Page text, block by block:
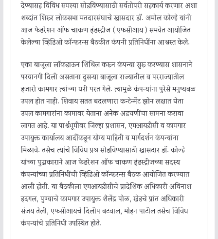
देण्यासह विविध समस्या सोडविण्यासाठी सर्वतोपरी सहकार्य करणार अशा
शब्दांत शिरूर लोकसभा मतदारसंघाचे खासदार डॉ. अमोल कोल्हे यांनी
आज फेडरेशन ऑफ चाकण इंडस्ट्रीज ( एफसीआय ) समवेत आयोजित
केलेल्या व्हिडिओ कॉन्फरन्स बैठकीत कंपनी प्रतिनिधींना आश्वस्त केले.
एका बाजूला लॉकडाऊन शिथिल करून कंपन्या सुरू करण्यास शासनाने
परवानगी दिली असताना दुसऱ्या बाजूला राज्यातील व परराज्यातील
हजारो कामगार त्यांच्या घरी परत गेले. त्यामुळे कंपन्यांना पुरेसे मनुष्यबळ
उपलब्ध होत नाही. शिवाय सतत बदलणारा कन्टेन्मेंट झोन लक्षात घेता
उपलब्ध कामगारांना कामावर येताना अनेक अडचणींचा सामना करावा
लागत आहे. या पार्श्वभूमीवर जिल्हा प्रशासन, एमआयडीसी व कामगार
उपायुक्त कार्यालय आदींकडून योग्य माहिती व मार्गदर्शन कंपन्यांना
मिळावे. तसेच त्यांचे विविध प्रश्न सोडविण्यासाठी खासदार डॉ. कोल्हे
यांच्या पुढाकाराने आज फेडरेशन ऑफ चाकण इंडस्ट्रीजच्या सदस्य
कंपन्यांच्या प्रतिनिधींची व्हिडिओ कॉन्फरन्स बैठक आयोजित करण्यात
आली होती. या बैठकीला एमआयडीसीचे प्रादेशिक अधिकारी अविनाश
हदगल, पुण्याचे कामगार उपायुक्त शैलेंद्र पोळ, खेडचे प्रांत अधिकारी
संजय तेली, एफसीआयचे दिलीप बटवाल, मोहन पाटील तसेच विविध
कंपन्यांचे प्रतिनिधी उपस्थित होते.